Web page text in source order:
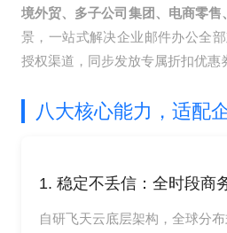
境外贸、多子公司集团、电商零售
景，一站式解决企业邮件办公全
授权渠道，同步发放专属折扣优惠
八大核心能力，适配
1. 稳定不丢信：全时段商
自研飞天云底层架构，全球分